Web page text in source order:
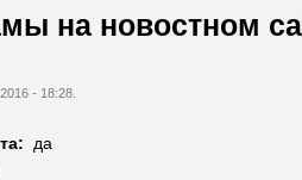
на новостном
- 18:28.
да